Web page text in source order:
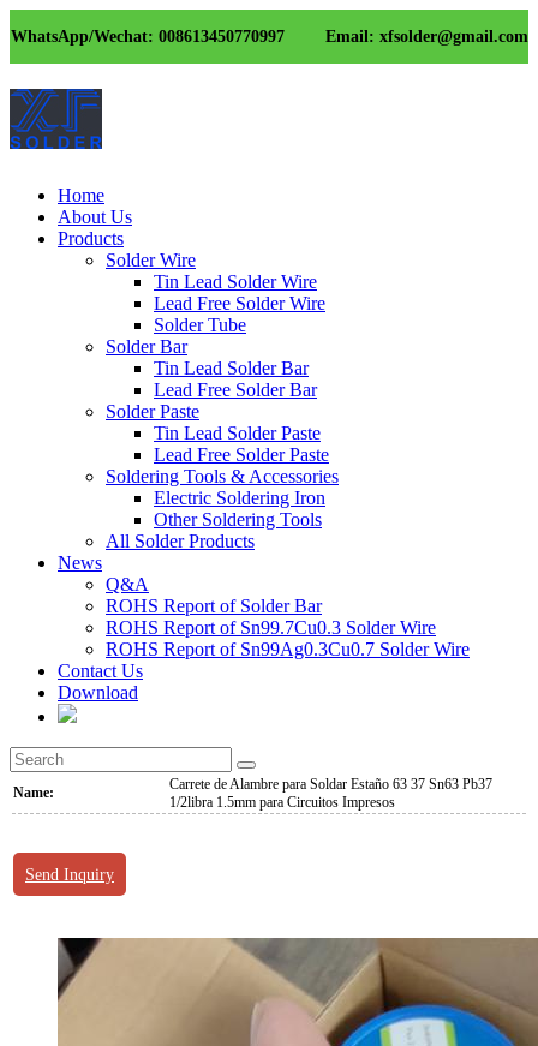
WhatsApp/Wechat: 008613450770997 Email: xfsolder@gmail.com
Home
About Us
Products
Solder Wire
Tin Lead Solder Wire
Lead Free Solder Wire
Solder Tube
Solder Bar
Tin Lead Solder Bar
Lead Free Solder Bar
Solder Paste
Tin Lead Solder Paste
Lead Free Solder Paste
Soldering Tools & Accessories
Electric Soldering Iron
Other Soldering Tools
All Solder Products
News
Q&A
ROHS Report of Solder Bar
ROHS Report of Sn99.7Cu0.3 Solder Wire
ROHS Report of Sn99Ag0.3Cu0.7 Solder Wire
Contact Us
Download
Name:
Carrete de Alambre para Soldar Estaño 63 37 Sn63 Pb37
1/2libra 1.5mm para Circuitos Impresos
Send Inquiry